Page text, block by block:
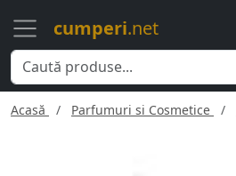
cumperi.net
Acasă Parfumuri si Cosmetice